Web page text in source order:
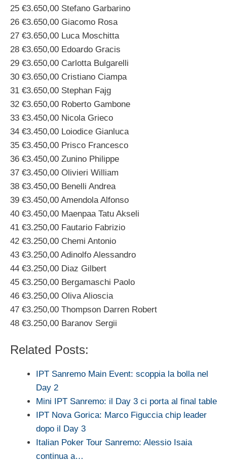
25 €3.650,00 Stefano Garbarino
26 €3.650,00 Giacomo Rosa
27 €3.650,00 Luca Moschitta
28 €3.650,00 Edoardo Gracis
29 €3.650,00 Carlotta Bulgarelli
30 €3.650,00 Cristiano Ciampa
31 €3.650,00 Stephan Fajg
32 €3.650,00 Roberto Gambone
33 €3.450,00 Nicola Grieco
34 €3.450,00 Loiodice Gianluca
35 €3.450,00 Prisco Francesco
36 €3.450,00 Zunino Philippe
37 €3.450,00 Olivieri William
38 €3.450,00 Benelli Andrea
39 €3.450,00 Amendola Alfonso
40 €3.450,00 Maenpaa Tatu Akseli
41 €3.250,00 Fautario Fabrizio
42 €3.250,00 Chemi Antonio
43 €3.250,00 Adinolfo Alessandro
44 €3.250,00 Diaz Gilbert
45 €3.250,00 Bergamaschi Paolo
46 €3.250,00 Oliva Alioscia
47 €3.250,00 Thompson Darren Robert
48 €3.250,00 Baranov Sergii
Related Posts:
IPT Sanremo Main Event: scoppia la bolla nel
Day 2
Mini IPT Sanremo: il Day 3 ci porta al final table
IPT Nova Gorica: Marco Figuccia chip leader
dopo il Day 3
Italian Poker Tour Sanremo: Alessio Isaia
continua a…